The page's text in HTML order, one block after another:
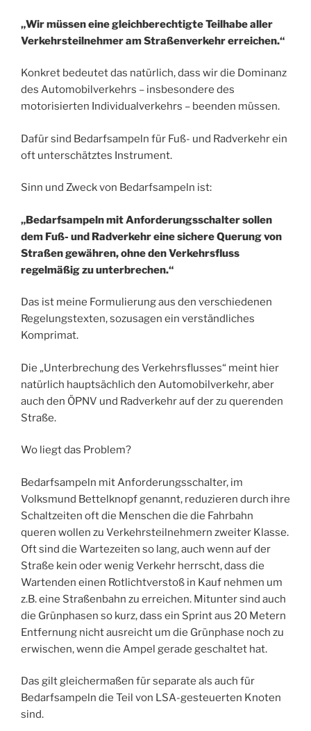
„Wir müssen eine gleichberechtigte Teilhabe aller
Verkehrsteilnehmer am Straßenverkehr erreichen.“
Konkret bedeutet das natürlich, dass wir die Dominanz
des Automobilverkehrs – insbesondere des
motorisierten Individualverkehrs – beenden müssen.
Dafür sind Bedarfsampeln für Fuß- und Radverkehr ein
oft unterschätztes Instrument.
Sinn und Zweck von Bedarfsampeln ist:
„Bedarfsampeln mit Anforderungsschalter sollen
dem Fuß- und Radverkehr eine sichere Querung von
Straßen gewähren, ohne den Verkehrsfluss
regelmäßig zu unterbrechen.“
Das ist meine Formulierung aus den verschiedenen
Regelungstexten, sozusagen ein verständliches
Komprimat.
Die „Unterbrechung des Verkehrsflusses“ meint hier
natürlich hauptsächlich den Automobilverkehr, aber
auch den ÖPNV und Radverkehr auf der zu querenden
Straße.
Wo liegt das Problem?
Bedarfsampeln mit Anforderungsschalter, im
Volksmund Bettelknopf genannt, reduzieren durch ihre
Schaltzeiten oft die Menschen die die Fahrbahn
queren wollen zu Verkehrsteilnehmern zweiter Klasse.
Oft sind die Wartezeiten so lang, auch wenn auf der
Straße kein oder wenig Verkehr herrscht, dass die
Wartenden einen Rotlichtverstoß in Kauf nehmen um
z.B. eine Straßenbahn zu erreichen. Mitunter sind auch
die Grünphasen so kurz, dass ein Sprint aus 20 Metern
Entfernung nicht ausreicht um die Grünphase noch zu
erwischen, wenn die Ampel gerade geschaltet hat.
Das gilt gleichermaßen für separate als auch für
Bedarfsampeln die Teil von LSA-gesteuerten Knoten
sind.